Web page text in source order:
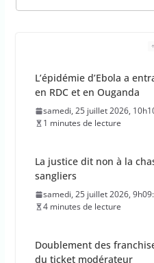
L’épidémie d’Ebola a
en RDC et en Ouganda
samedi, 25 juillet 2026,
1 minutes de lecture
La justice dit non à la
sangliers
samedi, 25 juillet 2026,
4 minutes de lecture
Doublement des
du ticket modérateur